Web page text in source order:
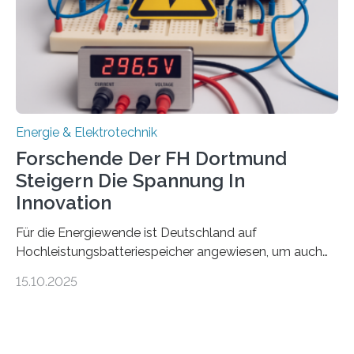
Gewinnerinnen der aktuellen Förderrunde des
Bayerischen Wissenschaftsministeriums. Im
Mittelpunkt steht der direkte Wissenstransfer: Neue
wissenschaftliche Erkenntnisse sollen rasch in die
Energie & Elektrotechnik
Forschende Der FH Dortmund
Steigern Die Spannung In
Innovation
Für die Energiewende ist Deutschland auf
Hochleistungsbatteriespeicher angewiesen, um auch
Doch mit der immensen Zahl einzelner Batteriezellen,
15.10.2025